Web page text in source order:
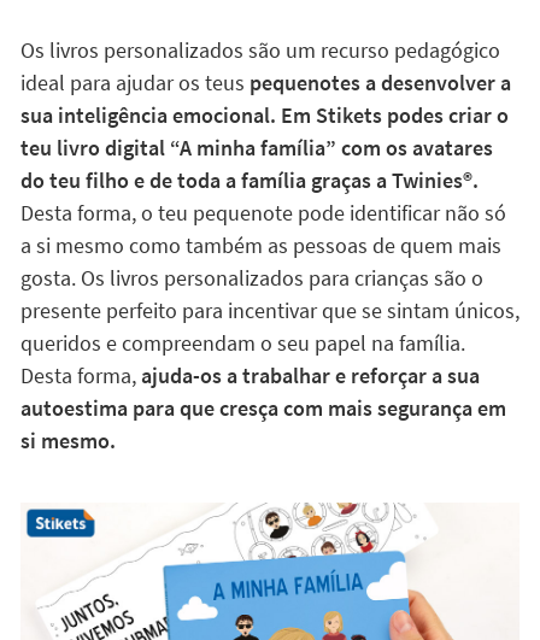
Os livros personalizados são um recurso pedagógico
ideal para ajudar os teus pequenotes a desenvolver a
sua inteligência emocional. Em Stikets podes criar o
teu livro digital “A minha família” com os avatares
do teu filho e de toda a família graças a Twinies®️.
Desta forma, o teu pequenote pode identificar não só
a si mesmo como também as pessoas de quem mais
gosta. Os livros personalizados para crianças são o
presente perfeito para incentivar que se sintam únicos,
queridos e compreendam o seu papel na família.
Desta forma,ajuda-os a trabalhar e reforçar a sua
autoestima para que cresça com mais segurança em
si mesmo.